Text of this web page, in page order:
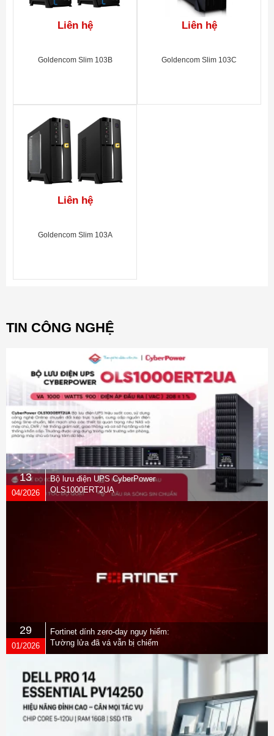
Liên hệ
Goldencom Slim 103B
Liên hệ
Goldencom Slim 103C
Liên hệ
Goldencom Slim 103A
TIN CÔNG NGHỆ
13
04/2026
Bộ lưu điện UPS CyberPower
OLS1000ERT2UA
29
01/2026
Fortinet dính zero-day nguy hiểm:
Tường lửa đã vá vẫn bị chiếm
quyền